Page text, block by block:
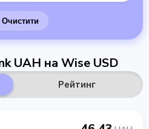
Очистити
UAH на Wise USD
Рейтинг